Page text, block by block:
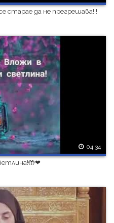
старае да не прегрешава!!!
04:34